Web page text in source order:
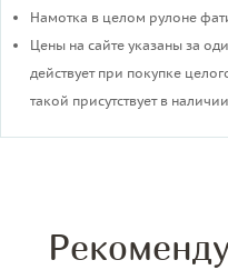
​Намотка в целом рулоне
Цены на сайте указаны за
действует при покупке
такой присутствует в